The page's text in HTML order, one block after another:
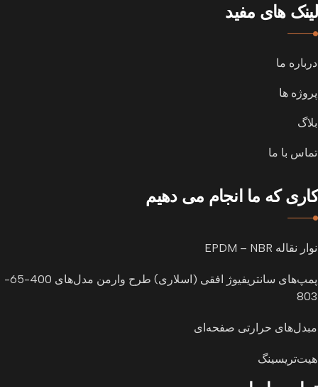
لینک های مفید
درباره ما
پروژه ها
بلاگ
تماس با ما
کاری که ما انجام می دهیم
نوار نقاله EPDM – NBR
پمپ‌های سانتریفیوژ افقی (اسلاری) طرح وارمن مدل‌های 400-65-
803
مبدل‌های حرارتی صفحه‌ای
هیت‌تریسینگ